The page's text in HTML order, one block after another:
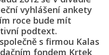
vyhlášení ankety
roce bude mít
podtext.
s firmou Kalas
fondem Krtek